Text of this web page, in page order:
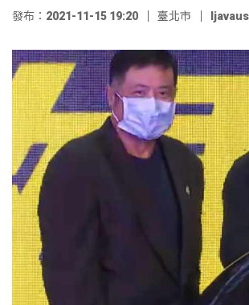
發布：2021-11-15 19:20 臺北市